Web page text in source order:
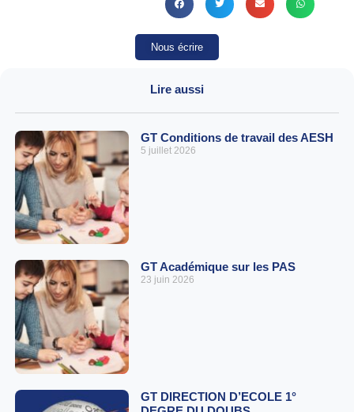
Nous écrire
Lire aussi
GT Conditions de travail des AESH
5 juillet 2026
GT Académique sur les PAS
23 juin 2026
GT DIRECTION D’ECOLE 1°